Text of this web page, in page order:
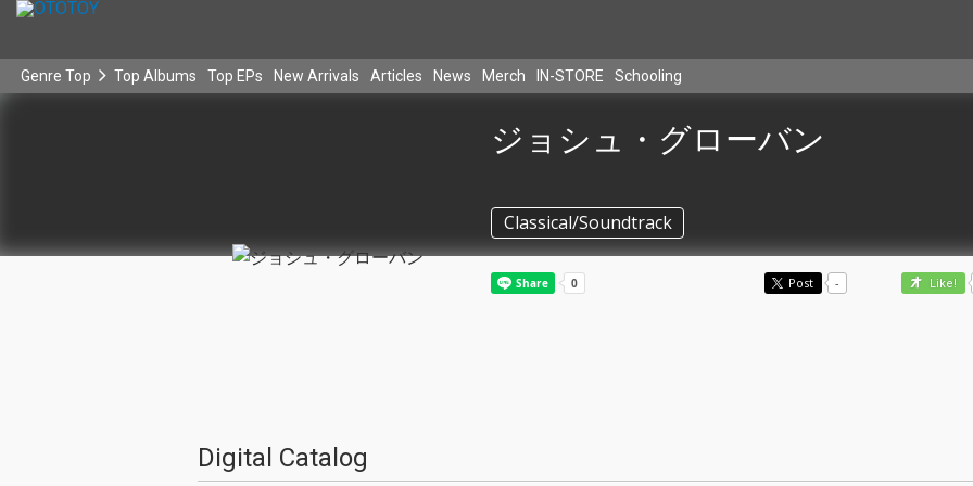
Genre Top Top Albums Top EPs New Arrivals Articles News Merch IN-STORE Schooling
ジョシュ・グローバン
Classical/Soundtrack
Post - Like!
Digital Catalog